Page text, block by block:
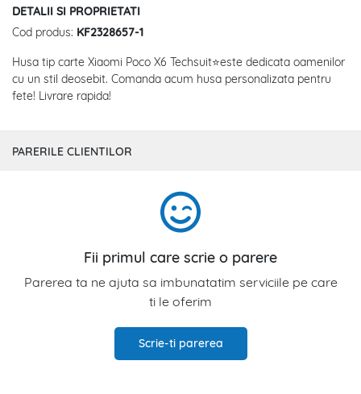
DETALII SI PROPRIETATI
Cod produs: KF2328657-1
Husa tip carte Xiaomi Poco X6 Techsuit⭐este dedicata oamenilor
cu un stil deosebit. Comanda acum husa personalizata pentru
fete! Livrare rapida!
PARERILE CLIENTILOR
Fii primul care scrie o parere
Parerea ta ne ajuta sa imbunatatim serviciile pe care
ti le oferim
Scrie-ti parerea